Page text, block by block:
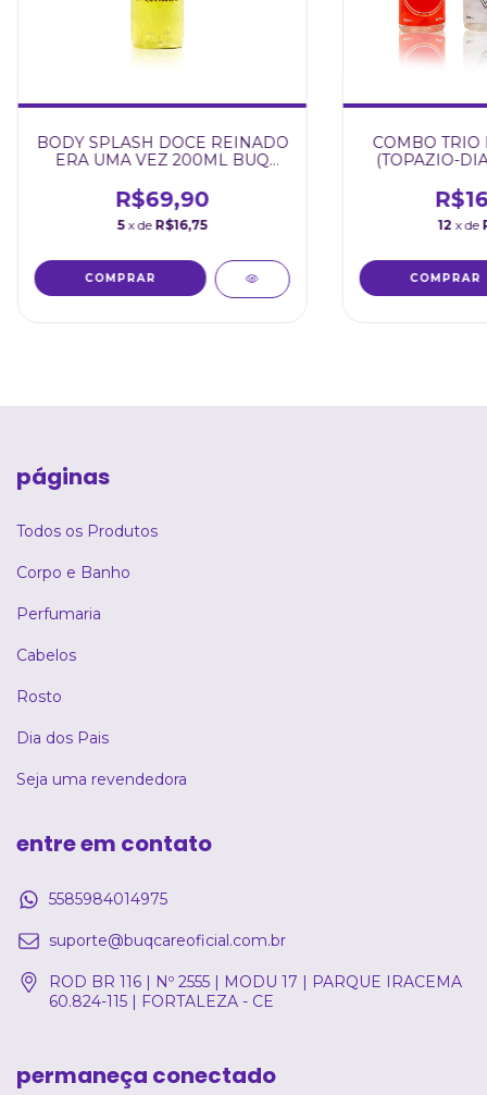
BODY SPLASH DOCE REINADO
ERA UMA VEZ 200ML BUQ
R$69,90
5 x de R$16,75
COMBO TRIO
(TOPAZIO-
12 x de
páginas
Todos os Produtos
Corpo e Banho
Perfumaria
Cabelos
Rosto
Dia dos Pais
Seja uma revendedora
entre em contato
5585984014975
suporte@buqcareoficial.com.br
ROD BR 116 | Nº 2555 | MODU 17 | PARQUE IRACEMA
60.824-115 | FORTALEZA - CE
permaneça conectado